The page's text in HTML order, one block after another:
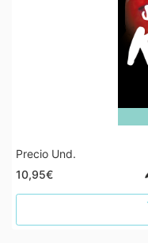
Precio Und.
10,95€